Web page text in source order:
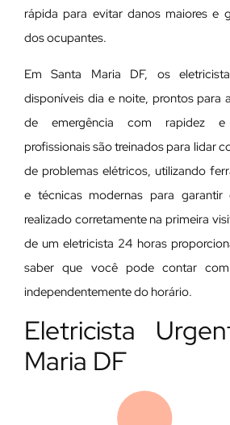
rápida para evitar danos maiores e
dos ocupantes.
Em Santa Maria DF, os
disponíveis dia e noite, prontos para
de emergência com rapidez e
profissionais são treinados para lidar
de problemas elétricos, utilizando
e técnicas modernas para
realizado corretamente na primeira
de um eletricista 24 horas
saber que você pode contar
independentemente do horário.
Eletricista
Maria DF